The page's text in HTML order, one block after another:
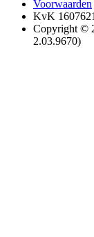
Voorwaarden
KvK
Copyright ©
2.03.9670)